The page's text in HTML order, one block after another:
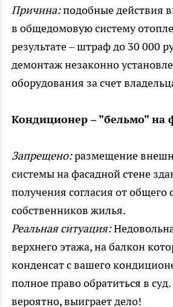
Причина:подобные действия
в общедомовую систему
результате – штраф до 30 000
демонтаж незаконно
оборудования за счет
Кондиционер – "бельмо" на
Запрещено:размещение
системы на фасадной стене
получения согласия от общего
собственников жилья.
Реальная ситуация:
верхнего этажа, на балкон
конденсат с вашего
полное право обратиться в
вероятно, выиграет дело!